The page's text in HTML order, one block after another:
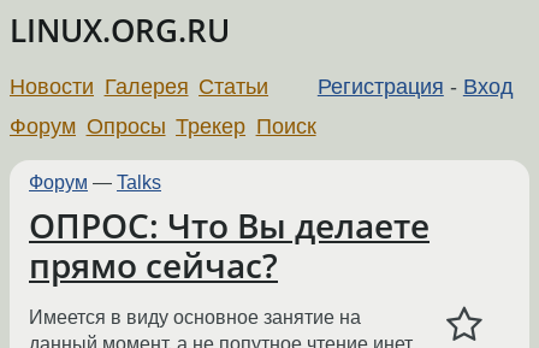
LINUX.ORG.RU
Регистрация - Вход
Новости Галерея Статьи
Форум Опросы Трекер Поиск
Форум — Talks
ОПРОС: Что Вы делаете
прямо сейчас?
Имеется в виду основное занятие на